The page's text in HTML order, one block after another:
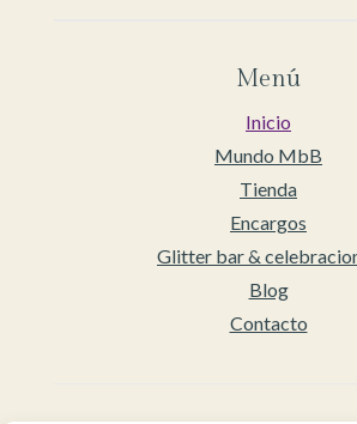
Menú
Inicio
Mundo MbB
Tienda
Encargos
Glitter bar &
Blog
Contacto